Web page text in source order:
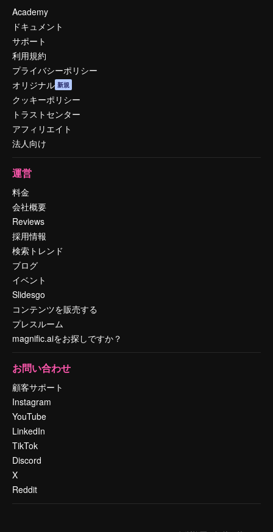
Academy
ドキュメント
サポート
利用規約
プライバシーポリシー
オリジナル 新規
クッキーポリシー
トラストセンター
アフィリエイト
法人向け
運営
料金
会社概要
Reviews
採用情報
検索トレンド
ブログ
イベント
Slidesgo
コンテンツを販売する
プレスルーム
magnific.aiをお探しですか？
お問い合わせ
顧客サポート
Instagram
YouTube
LinkedIn
TikTok
Discord
X
Reddit